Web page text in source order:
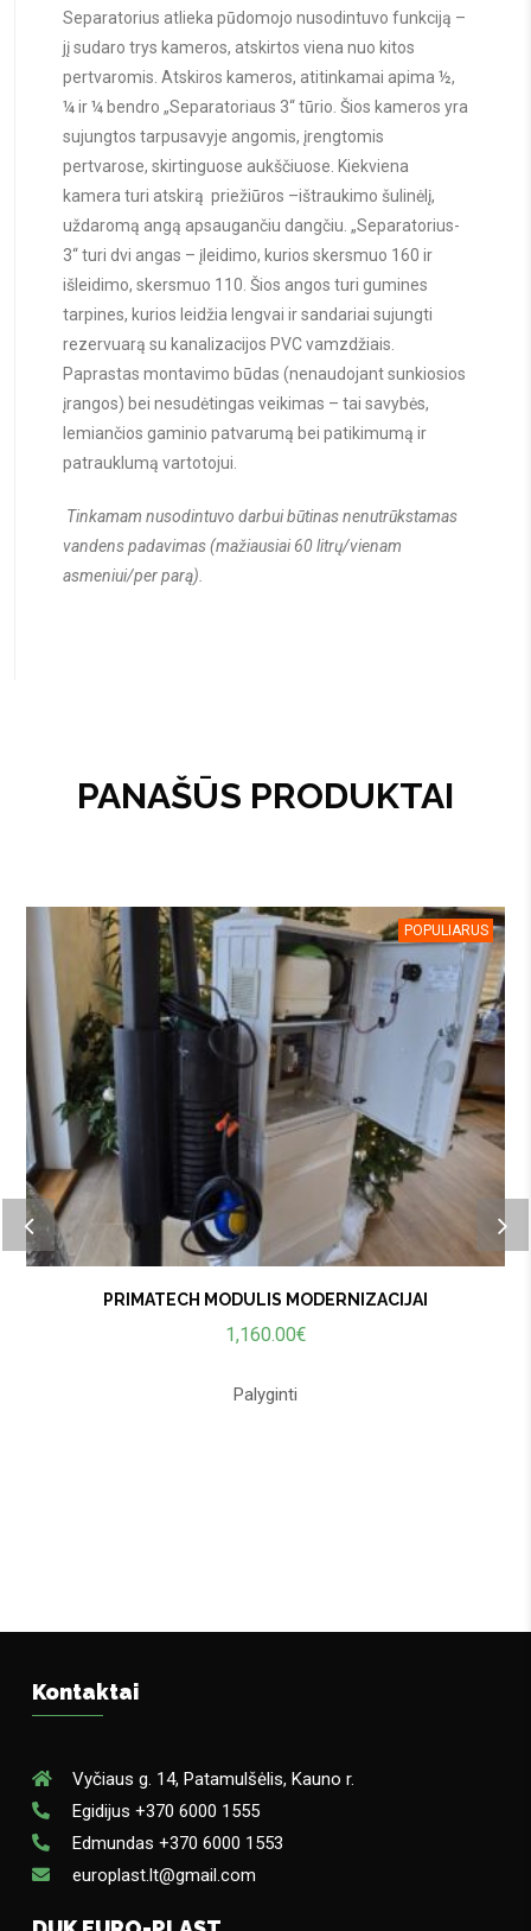
Separatorius atlieka pūdomojo nusodintuvo funkciją –
jį sudaro trys kameros, atskirtos viena nuo kitos
pertvaromis. Atskiros kameros, atitinkamai apima ½,
¼ ir ¼ bendro „Separatoriaus 3“ tūrio. Šios kameros yra
sujungtos tarpusavyje angomis, įrengtomis
pertvarose, skirtinguose aukščiuose. Kiekviena
kamera turi atskirą priežiūros –ištraukimo šulinėlį,
uždaromą angą apsaugančiu dangčiu. „Separatorius-
3“ turi dvi angas – įleidimo, kurios skersmuo 160 ir
išleidimo, skersmuo 110. Šios angos turi gumines
tarpines, kurios leidžia lengvai ir sandariai sujungti
rezervuarą su kanalizacijos PVC vamzdžiais.
Paprastas montavimo būdas (nenaudojant sunkiosios
įrangos) bei nesudėtingas veikimas – tai savybės,
lemiančios gaminio patvarumą bei patikimumą ir
patrauklumą vartotojui.
Tinkamam nusodintuvo darbui būtinas nenutrūkstamas
vandens padavimas (mažiausiai 60 litrų/vienam
asmeniui/per parą).
PANAŠŪS PRODUKTAI
NAUJIENA
POPULIARUS
PRIMATECH MODULIS MODERNIZACIJAI
1,160.00€
Palyginti
Kontaktai
Vyčiaus g. 14, Patamulšėlis, Kauno r.
Egidijus +370 6000 1555
Edmundas +370 6000 1553
europlast.lt@gmail.com